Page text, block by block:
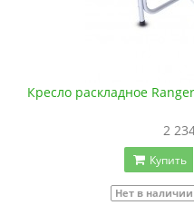
Кресло раскладное
2
Купить
Нет в наличии